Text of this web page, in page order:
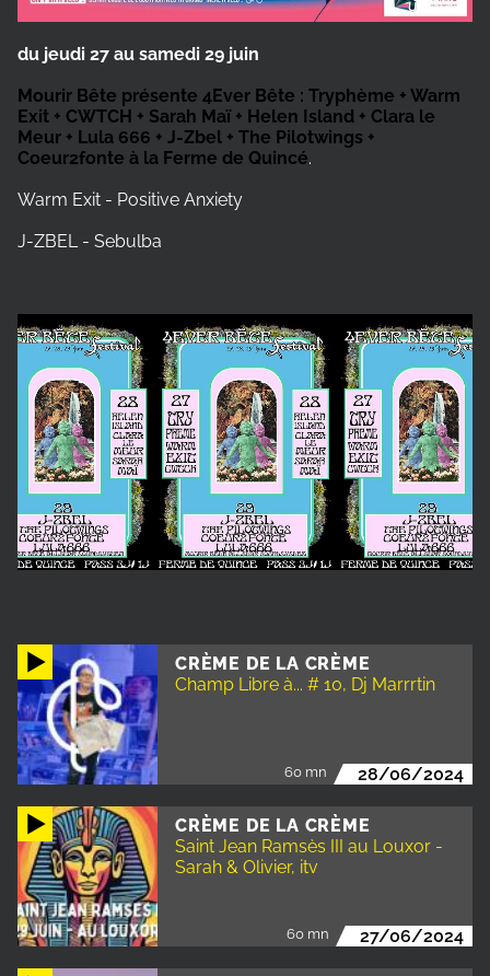
CRÈME DE LA CRÈME
Champ Libre à... # 10, Dj Marrrtin
60 mn 28/06/2024
CRÈME DE LA CRÈME
Saint Jean Ramsès III au Louxor -
Sarah & Olivier, itv
60 mn 27/06/2024
du jeudi 27 au samedi 29 juin
Mourir Bête présente 4Ever Bête : Tryphème + Warm
Exit + CWTCH + Sarah Maï + Helen Island + Clara le
Meur + Lula 666 + J-Zbel + The Pilotwings +
Coeur2fonte à la Ferme de Quincé.
Warm Exit - Positive Anxiety
J-ZBEL - Sebulba